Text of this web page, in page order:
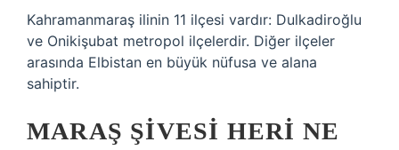
Kahramanmaraş ilinin 11 ilçesi vardır: Dulkadiroğlu
ve Onikişubat metropol ilçelerdir. Diğer ilçeler
arasında Elbistan en büyük nüfusa ve alana
sahiptir.
MARAŞ ŞIVESI HERI NE